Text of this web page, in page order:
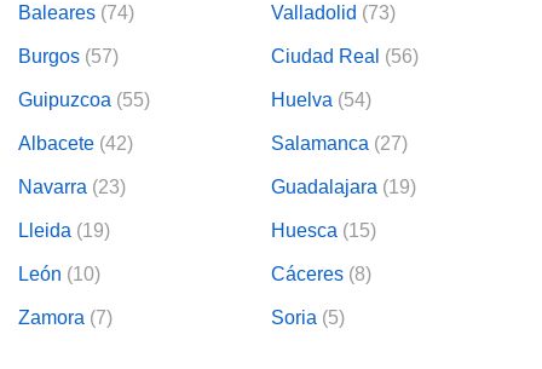
contenido,
para la
medir el
el
público a
Baleares (74) Valladolid (73)
Burgos (57) Ciudad Real (56)
Guipuzcoa (55) Huelva (54)
Albacete (42) Salamanca (27)
Navarra (23) Guadalajara (19)
Lleida (19) Huesca (15)
León (10) Cáceres (8)
Zamora (7) Soria (5)